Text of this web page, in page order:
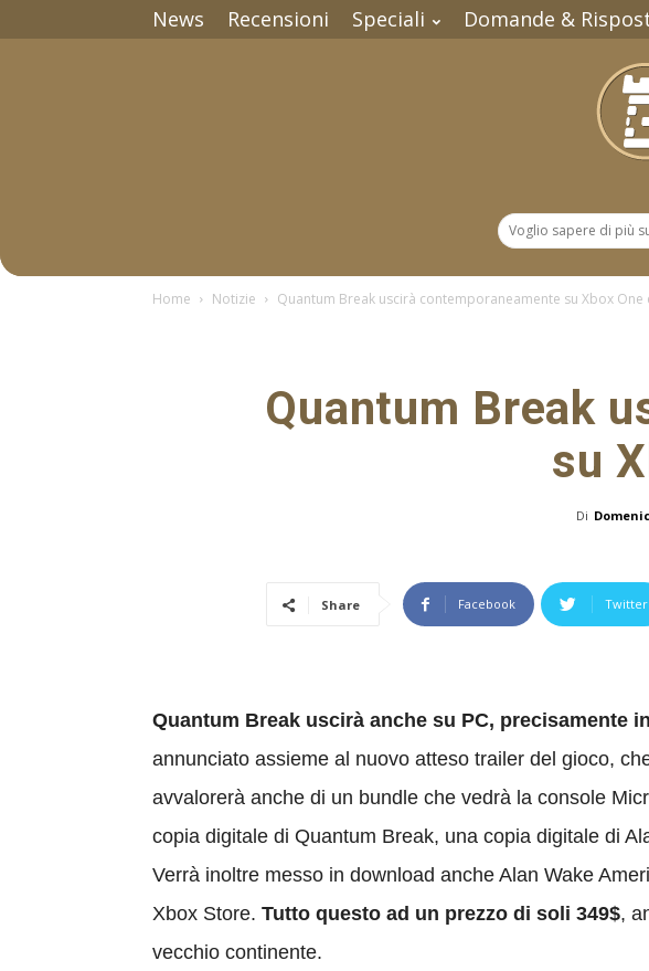
News Recensioni Speciali Domande &
Home Notizie Quantum Break uscirà contemporaneamente su Xbox One
Quantum Break
su
Di
Share Facebook Twitter
Quantum Break uscirà anche su PC, precisamente
annunciato assieme al nuovo atteso trailer del gioco,
avvalorerà anche di un bundle che vedrà la console
copia digitale di Quantum Break, una copia digitale di
Verrà inoltre messo in download anche Alan Wake
Xbox Store. Tutto questo ad un prezzo di soli 349$,
vecchio continente.